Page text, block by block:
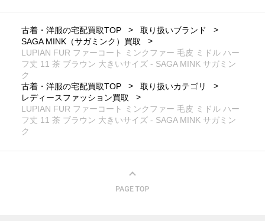
古着・洋服の宅配買取TOP
取り扱いブランド
SAGA MINK（サガミンク）買取
LUPIAN FUR ファーコート ミンクファー 毛皮 ミドル ハー
フ丈 11 茶 ブラウン 大きいサイズ - SAGA MINK サガミン
ク
古着・洋服の宅配買取TOP
取り扱いカテゴリ
レディースファッション買取
LUPIAN FUR ファーコート ミンクファー 毛皮 ミドル ハー
フ丈 11 茶 ブラウン 大きいサイズ - SAGA MINK サガミン
ク